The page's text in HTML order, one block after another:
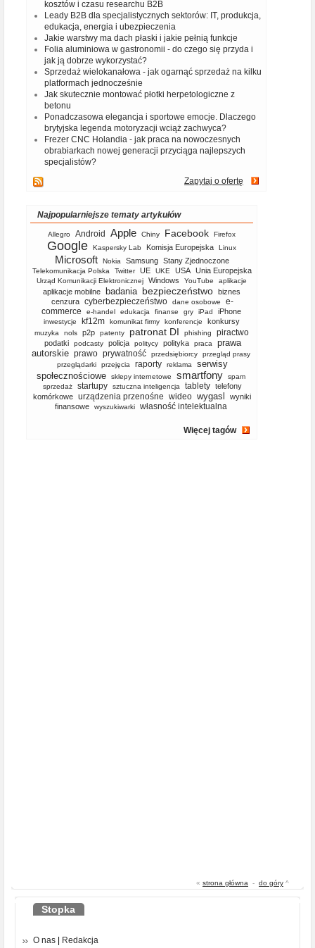
kosztów i czasu researchu B2B
Leady B2B dla specjalistycznych sektorów: IT, produkcja,
edukacja, energia i ubezpieczenia
Jakie warstwy ma dach płaski i jakie pełnią funkcje
Folia aluminiowa w gastronomii - do czego się przyda i
jak ją dobrze wykorzystać?
Sprzedaż wielokanałowa - jak ogarnąć sprzedaż na kilku
platformach jednocześnie
Jak skutecznie montować płotki herpetologiczne z
betonu
Ponadczasowa elegancja i sportowe emocje. Dlaczego
brytyjska legenda motoryzacji wciąż zachwyca?
Frezer CNC Holandia - jak praca na nowoczesnych
obrabiarkach nowej generacji przyciąga najlepszych
specjalistów?
Zapytaj o ofertę
Najpopularniejsze tematy artykułów
Allegro Android Apple Chiny Facebook Firefox
Google Kaspersky Lab Komisja Europejska Linux
Microsoft Nokia Samsung Stany Zjednoczone
Telekomunikacja Polska Twitter UE UKE USA Unia Europejska
Urząd Komunikacji Elektronicznej Windows YouTube aplikacje
aplikacje mobilne badania bezpieczeństwo biznes
cenzura cyberbezpieczeństwo dane osobowe
e-
commerce
e-handel edukacja finanse gry iPad iPhone
inwestycje kf12m komunikat firmy konferencje konkursy
muzyka nols p2p patenty patronat DI phishing piractwo
podatki podcasty policja politycy polityka praca
prawa
autorskie prawo prywatność przedsiębiorcy
przegląd prasy
przeglądarki
przejęcia raporty reklama
serwisy
społecznościowe
sklepy internetowe smartfony
spam
sprzedaż
startupy sztuczna inteligencja tablety telefony
komórkowe
urządzenia przenośne wideo wygasl
wyniki
finansowe
wyszukiwarki własność intelektualna
Więcej tagów
« strona główna - do góry ^
Stopka
O nas Redakcja